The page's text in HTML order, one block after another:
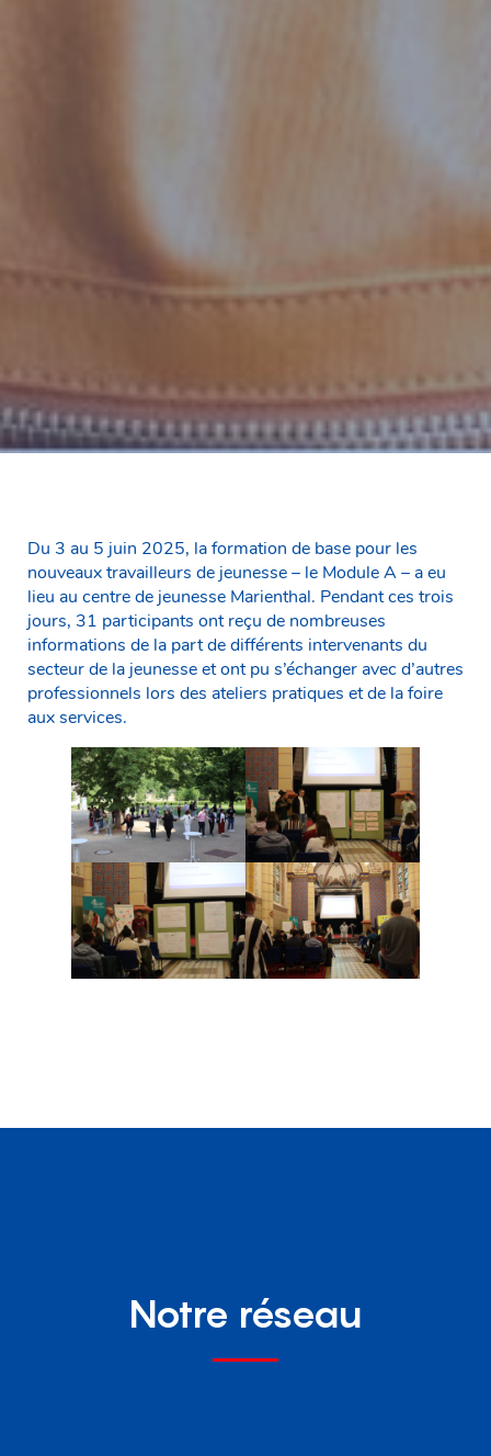
Du 3 au 5 juin 2025, la formation de base pour les
nouveaux travailleurs de jeunesse – le Module A – a eu
lieu au centre de jeunesse Marienthal. Pendant ces trois
jours, 31 participants ont reçu de nombreuses
informations de la part de différents intervenants du
secteur de la jeunesse et ont pu s’échanger avec d’autres
professionnels lors des ateliers pratiques et de la foire
aux services.
Notre réseau